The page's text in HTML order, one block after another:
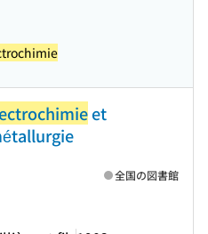
et
全国の図書館